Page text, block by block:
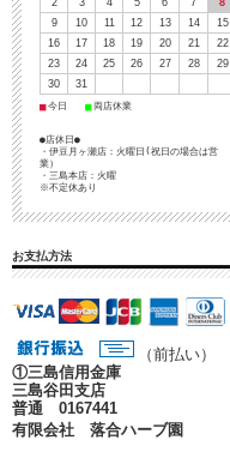
2 3 4 5 6 7
8
9
10 11 12 13 14
15
16
17 18 19 20 21
22
23
24 25 26 27 28
29
30
31
■ 今日 ■ 両店休業
●店休日●
・伊豆月ヶ瀬店：火曜日(祝日の場合は営
業）
・三島本店：火曜
※不定休あり
お支払方法
（前払い）
①三島信用金庫
三島谷田支店
普通 0167441
有限会社 落合ハーブ園